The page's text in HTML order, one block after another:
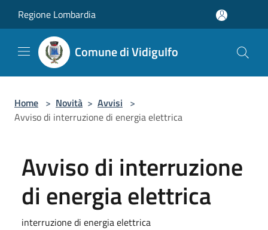
Regione Lombardia
Comune di Vidigulfo
Home > Novità > Avvisi >
Avviso di interruzione di energia elettrica
Avviso di interruzione
di energia elettrica
interruzione di energia elettrica